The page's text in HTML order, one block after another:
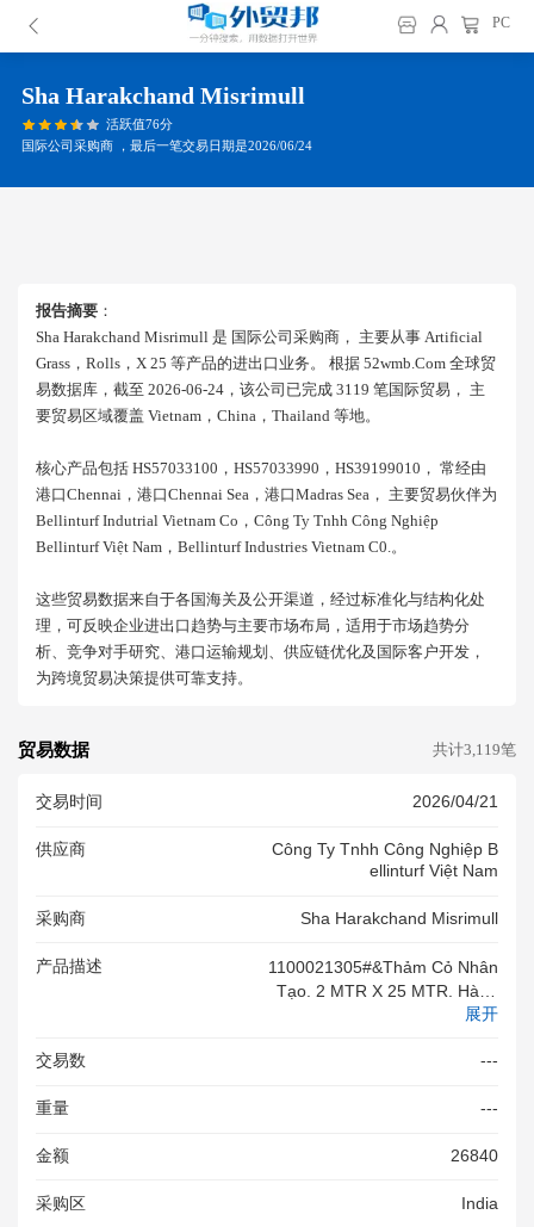
PC
Sha Harakchand Misrimull
活跃值76分
国际公司采购商 ，最后一笔交易日期是2026/06/24
报告摘要 ：
Sha Harakchand Misrimull 是 国际公司采购商， 主要从事 Artificial
Grass，rolls，x 25 等产品的进出口业务。 根据 52wmb.com 全球贸
易数据库，截至 2026-06-24，该公司已完成 3119 笔国际贸易， 主
要贸易区域覆盖 Vietnam，china，thailand 等地。
核心产品包括 HS57033100，HS57033990，HS39199010， 常经由
港口chennai，港口chennai Sea，港口madras Sea， 主要贸易伙伴为
Bellinturf Indutrial Vietnam Co，công Ty Tnhh Công Nghiệp
Bellinturf Việt Nam，bellinturf Industries Vietnam C0.。
这些贸易数据来自于各国海关及公开渠道，经过标准化与结构化处
理，可反映企业进出口趋势与主要市场布局，适用于市场趋势分
析、竞争对手研究、港口运输规划、供应链优化及国际客户开发，
为跨境贸易决策提供可靠支持。
贸易数据 共计3,119笔
交易时间 2026/04/21
供应商
Công Ty Tnhh Công Nghiệp B
Ellinturf Việt Nam
采购商 Sha Harakchand Misrimull
产品描述
1100021305#&Thảm Cỏ Nhân
Tạo. 2 MTR X 25 MTR. Hàng
Mới 100%#&VN
展开
交易数 ---
重量 ---
金额 26840
采购区 India